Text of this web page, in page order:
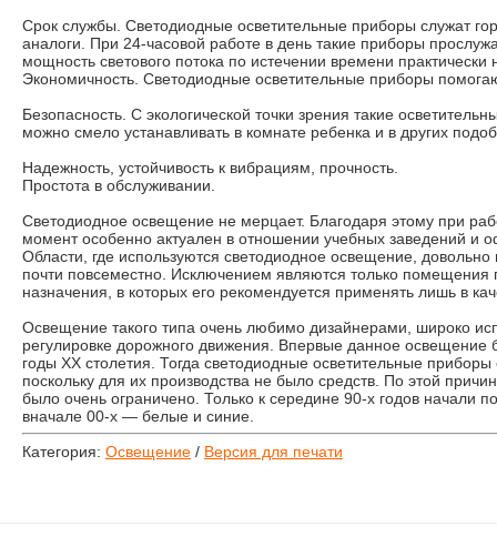
Срок службы. Светодиодные осветительные приборы служат
аналоги. При 24-часовой работе в день такие приборы
мощность светового потока по истечении времени
Экономичность. Светодиодные осветительные приборы
Безопасность. С экологической точки зрения такие
можно смело устанавливать в комнате ребенка и в других
Надежность, устойчивость к вибрациям, прочность.
Простота в обслуживании.
Светодиодное освещение не мерцает. Благодаря этому при
момент особенно актуален в отношении учебных заведений и
Области, где используются светодиодное освещение,
почти повсеместно. Исключением являются только помещения
назначения, в которых его рекомендуется применять лишь в
Освещение такого типа очень любимо дизайнерами, широко
регулировке дорожного движения. Впервые данное
годы XX столетия. Тогда светодиодные осветительные
поскольку для их производства не было средств. По этой
было очень ограничено. Только к середине 90-х годов начали
вначале 00-х — белые и синие.
Категория: Освещение / Версия для печати